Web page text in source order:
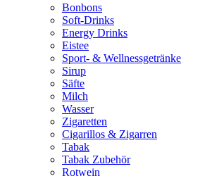
Bonbons
Soft-Drinks
Energy Drinks
Eistee
Sport- & Wellnessgetränke
Sirup
Säfte
Milch
Wasser
Zigaretten
Cigarillos & Zigarren
Tabak
Tabak Zubehör
Rotwein